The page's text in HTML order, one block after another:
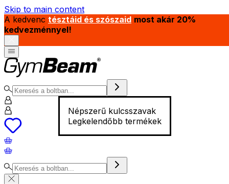
Skip to main content
A kedvenc tésztáid és szószaid most akár 20%
kedvezménnyel!
Népszerű kulcsszavak
Legkelendőbb termékek